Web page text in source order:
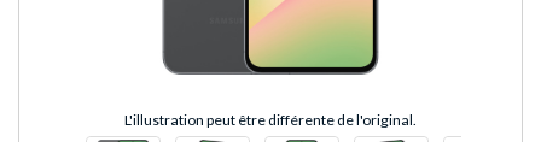
L'illustration peut être différente de l'original.